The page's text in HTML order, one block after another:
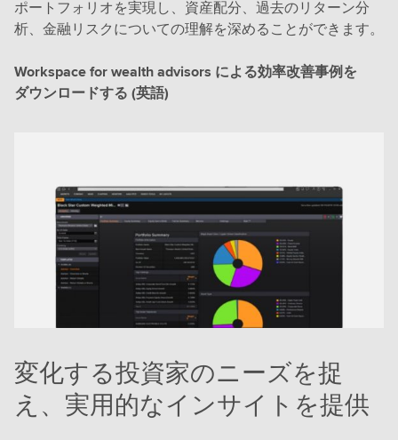
ポートフォリオを実現し、資産配分、過去のリターン分
析、金融リスクについての理解を深めることができます。
Workspace for wealth advisors による効率改善事例を
ダウンロードする (英語)
変化する投資家のニーズを捉
え、実用的なインサイトを提供